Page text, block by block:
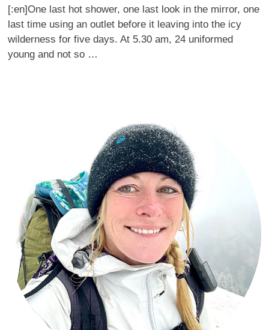
[:en]One last hot shower, one last look in the mirror, one
last time using an outlet before it leaving into the icy
wilderness for five days. At 5.30 am, 24 uniformed
young and not so …